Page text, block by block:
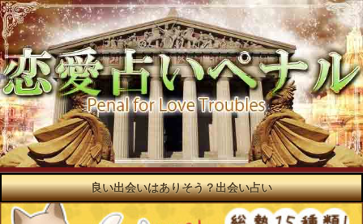
良い出会いはありそう？出会い占い